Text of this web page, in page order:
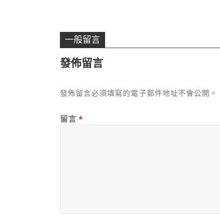
一般留言
發佈留言
發佈留言必須填寫的電子郵件地址不會公開。
留言 *